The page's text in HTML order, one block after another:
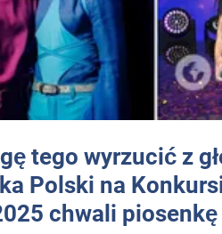
tego wyrzucić z
Polski na
chwali